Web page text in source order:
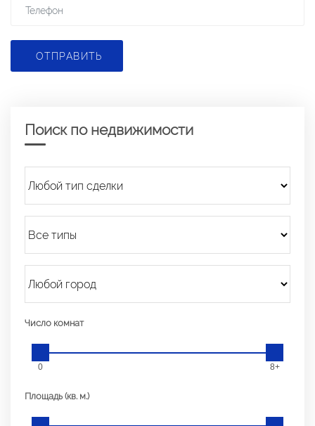
ОТПРАВИТЬ
Поиск по недвижимости
Число комнат
0 8+
Площадь (кв. м.)